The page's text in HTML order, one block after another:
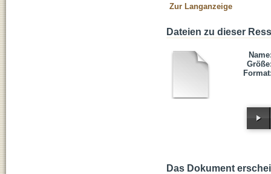
Zur Langanzeige
Dateien zu dieser
Das Dokument